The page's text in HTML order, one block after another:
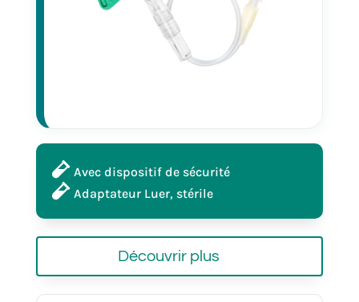
Avec dispositif de sécurité
Adaptateur Luer, stérile
Découvrir plus